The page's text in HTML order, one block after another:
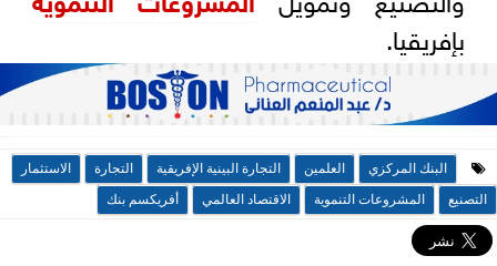
بإفريقيا.
البنك المركزي العلمين التجارة البينية الإفريقية التجارة
الاستثمار
التصنيع
المشروعات التنموية الاقتصاد العالمي أفريكسم بنك